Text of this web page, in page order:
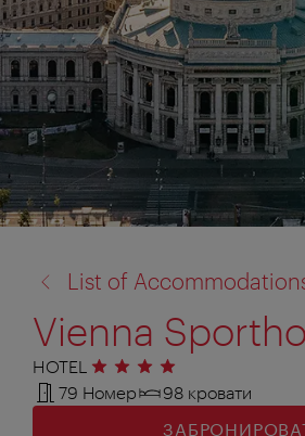
к:
List of
Vienna
HOTEL 4 звезды
79 Номер
98 кровати